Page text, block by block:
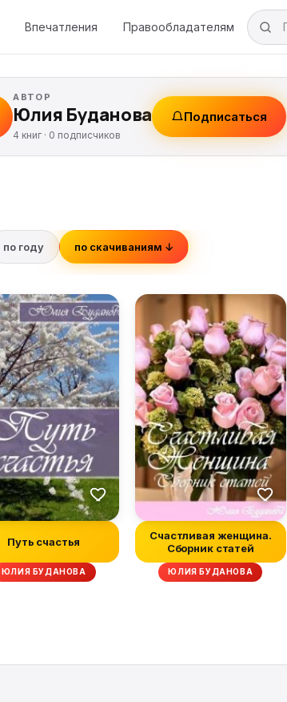
Впечатления Правообладателям
АВТОР
Юлия Буданова
4 книг · 0 подписчиков
Подписаться
по году по скачиваниям ↓
Путь счастья
ЮЛИЯ БУДАНОВА
Счастливая женщина.
Сборник статей
ЮЛИЯ БУДАНОВА